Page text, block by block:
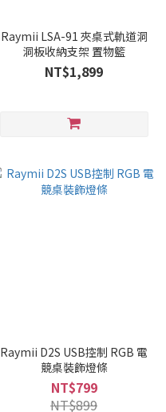
Raymii LSA-91 夾桌式軌道洞
洞板收納支架 置物籃
NT$1,899
Raymii D2S USB控制 RGB 電
競桌裝飾燈條
NT$799
NT$899